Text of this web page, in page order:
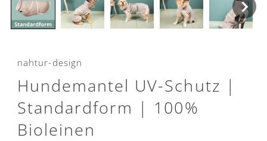
nahtur-design
Hundemantel UV-Schutz |
Standardform | 100%
Bioleinen